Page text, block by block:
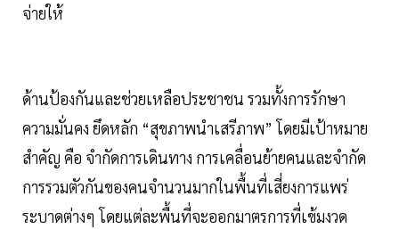
จ่ายให้
ด้านป้องกันและช่วยเหลือประชาชน รวมทั้งการรักษา
ความมั่นคง ยึดหลัก “สุขภาพนำเสรีภาพ” โดยมีเป้าหมาย
สำคัญ คือ จำกัดการเดินทาง การเคลื่อนย้ายคนและจำกัด
การรวมตัวกันของคนจำนวนมากในพื้นที่เสี่ยงการแพร่
ระบาดต่างๆ โดยแต่ละพื้นที่จะออกมาตรการที่เข้มงวด